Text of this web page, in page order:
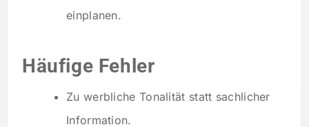
einplanen.
Häufige Fehler
Zu werbliche Tonalität statt sachlicher
Information.